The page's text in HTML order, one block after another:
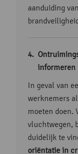
aanduiding
informeren
In geval van
werknemers
moeten doen.
vluchtwegen,
duidelijk te
oriëntatie in